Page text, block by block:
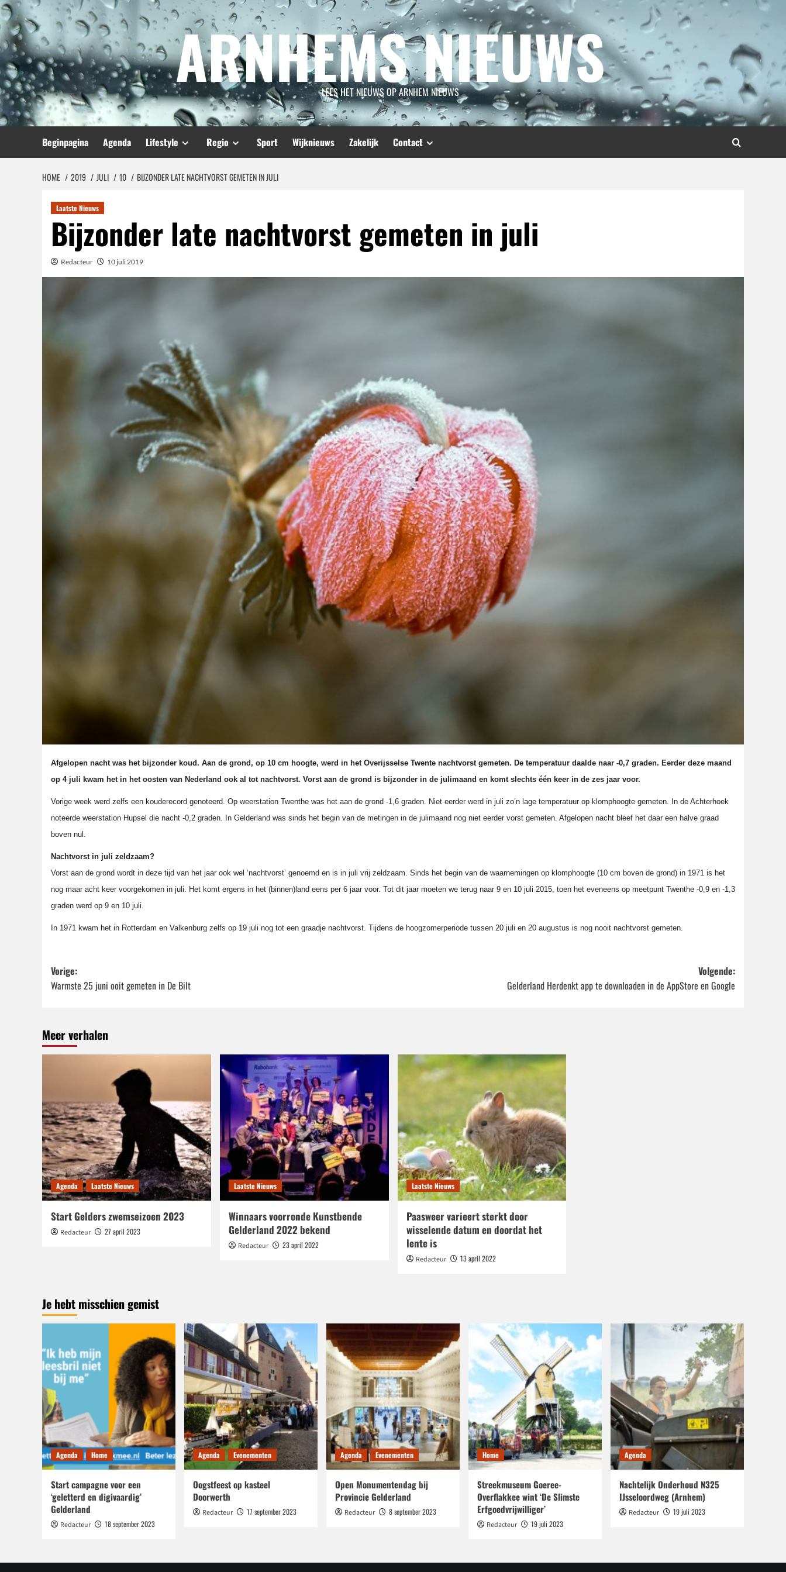
Spring
naar
inhoud
ARNHEMS NIEUWS
LEES HET NIEUWS OP ARNHEM NIEUWS
Beginpagina Agenda Lifestyle Regio Sport Wijknieuws Zakelijk Contact
HOME 2019 JULI 10 BIJZONDER LATE NACHTVORST GEMETEN IN JULI
Laatste Nieuws
Bijzonder late nachtvorst gemeten in juli
Redacteur 10 juli 2019
Afgelopen nacht was het bijzonder koud. Aan de grond, op 10 cm hoogte, werd in het Overijsselse Twente nachtvorst gemeten. De temperatuur daalde naar -0,7 graden. Eerder deze maand
op 4 juli kwam het in het oosten van Nederland ook al tot nachtvorst. Vorst aan de grond is bijzonder in de julimaand en komt slechts één keer in de zes jaar voor.
Vorige week werd zelfs een kouderecord genoteerd. Op weerstation Twenthe was het aan de grond -1,6 graden. Niet eerder werd in juli zo’n lage temperatuur op klomphoogte gemeten. In de Achterhoek
noteerde weerstation Hupsel die nacht -0,2 graden. In Gelderland was sinds het begin van de metingen in de julimaand nog niet eerder vorst gemeten. Afgelopen nacht bleef het daar een halve graad
boven nul.
Nachtvorst in juli zeldzaam?
Vorst aan de grond wordt in deze tijd van het jaar ook wel ‘nachtvorst’ genoemd en is in juli vrij zeldzaam. Sinds het begin van de waarnemingen op klomphoogte (10 cm boven de grond) in 1971 is het
nog maar acht keer voorgekomen in juli. Het komt ergens in het (binnen)land eens per 6 jaar voor. Tot dit jaar moeten we terug naar 9 en 10 juli 2015, toen het eveneens op meetpunt Twenthe -0,9 en -1,3
graden werd op 9 en 10 juli.
In 1971 kwam het in Rotterdam en Valkenburg zelfs op 19 juli nog tot een graadje nachtvorst. Tijdens de hoogzomerperiode tussen 20 juli en 20 augustus is nog nooit nachtvorst gemeten.
Bericht
navigatie
Vorige:
Warmste 25 juni ooit gemeten in De Bilt
Volgende:
Gelderland Herdenkt app te downloaden in de AppStore en Google
Meer verhalen
Agenda Laatste Nieuws
Start Gelders zwemseizoen 2023
Redacteur 27 april 2023
Laatste Nieuws
Winnaars voorronde Kunstbende
Gelderland 2022 bekend
Redacteur 23 april 2022
Laatste Nieuws
Paasweer varieert sterkt door
wisselende datum en doordat het
lente is
Redacteur 13 april 2022
Je hebt misschien gemist
Agenda Home
Start campagne voor een
‘geletterd en digivaardig’
Gelderland
Redacteur 18 september 2023
Agenda Evenementen
Oogstfeest op kasteel
Doorwerth
Redacteur 17 september 2023
Agenda Evenementen
Open Monumentendag bij
Provincie Gelderland
Redacteur 8 september 2023
Home
Streekmuseum Goeree-
Overflakkee wint ‘De Slimste
Erfgoedvrijwilliger’
Redacteur 19 juli 2023
Agenda
Nachtelijk Onderhoud N325
IJsseloordweg (Arnhem)
Redacteur 19 juli 2023